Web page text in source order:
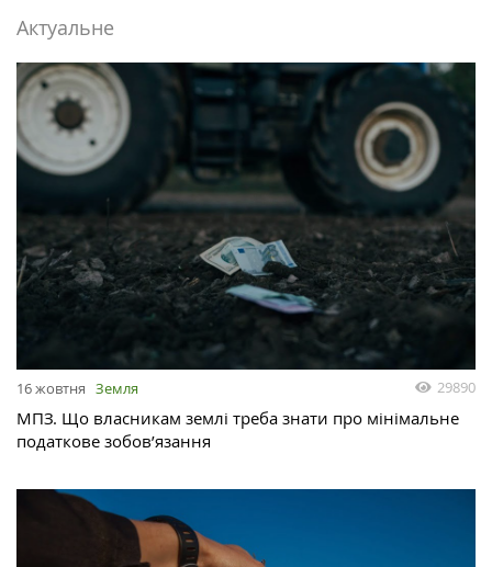
Актуальне
16 жовтня Земля 29890
МПЗ. Що власникам землі треба знати про мінімальне
податкове зобов’язання